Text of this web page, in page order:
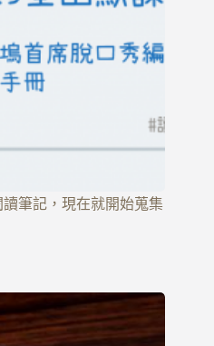
讀筆記，現在就開始蒐集